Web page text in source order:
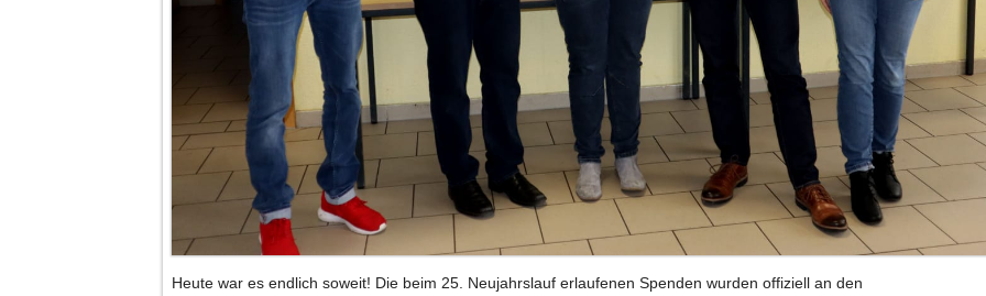
Heute war es endlich soweit! Die beim 25. Neujahrslauf erlaufenen Spenden wurden offiziell an den